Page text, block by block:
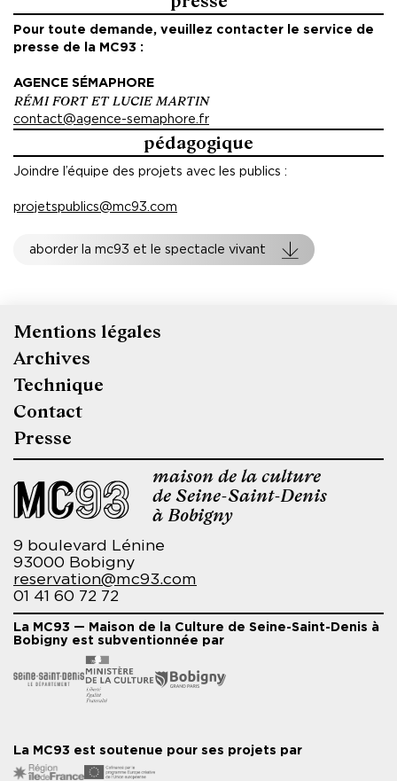
Pour toute demande, veuillez contacter le service de
presse de la MC93 :
AGENCE SÉMAPHORE
RÉMI FORT ET LUCIE MARTIN
contact@agence-semaphore.fr
pédagogique
Joindre l’équipe des projets avec les publics :
projetspublics@mc93.com
aborder la mc93 et le spectacle vivant
de
page
Mentions légales
Archives
Technique
Contact
Presse
maison de la culture
de Seine-Saint-Denis
à Bobigny
9 boulevard Lénine
93000 Bobigny
reservation@mc93.com
01 41 60 72 72
La MC93 — Maison de la Culture de Seine-Saint-Denis à
Bobigny est subventionnée par
La MC93 est soutenue pour ses projets par